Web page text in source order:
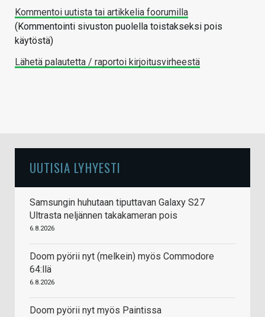
Kommentoi uutista tai artikkelia foorumilla
(Kommentointi sivuston puolella toistakseksi pois
käytöstä)
Lähetä palautetta / raportoi kirjoitusvirheestä
UUTISIA LYHYESTI
Samsungin huhutaan tiputtavan Galaxy S27
Ultrasta neljännen takakameran pois
6.8.2026
Doom pyörii nyt (melkein) myös Commodore
64:llä
6.8.2026
Doom pyörii nyt myös Paintissa